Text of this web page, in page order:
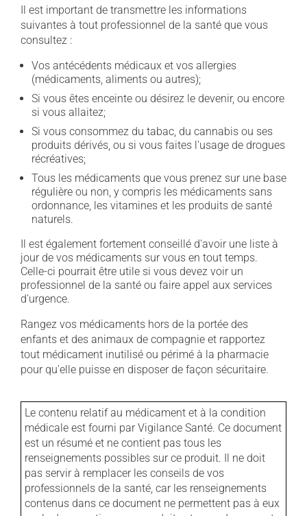
Il est important de transmettre les informations
suivantes à tout professionnel de la santé que vous
consultez :
Vos antécédents médicaux et vos allergies
(médicaments, aliments ou autres);
Si vous êtes enceinte ou désirez le devenir, ou encore
si vous allaitez;
Si vous consommez du tabac, du cannabis ou ses
produits dérivés, ou si vous faites l'usage de drogues
récréatives;
Tous les médicaments que vous prenez sur une base
régulière ou non, y compris les médicaments sans
ordonnance, les vitamines et les produits de santé
naturels.
Il est également fortement conseillé d'avoir une liste à
jour de vos médicaments sur vous en tout temps.
Celle-ci pourrait être utile si vous devez voir un
professionnel de la santé ou faire appel aux services
d'urgence.
Rangez vos médicaments hors de la portée des
enfants et des animaux de compagnie et rapportez
tout médicament inutilisé ou périmé à la pharmacie
pour qu'elle puisse en disposer de façon sécuritaire.
Le contenu relatif au médicament et à la condition
médicale est fourni par Vigilance Santé. Ce document
est un résumé et ne contient pas tous les
renseignements possibles sur ce produit. Il ne doit
pas servir à remplacer les conseils de vos
professionnels de la santé, car les renseignements
contenus dans ce document ne permettent pas à eux